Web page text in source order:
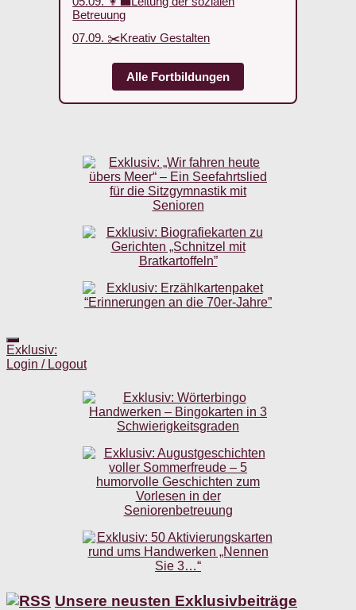
Betreuung
07.09. ✂️Kreativ Gestalten
Alle Fortbildungen
Exklusiv:
Login / Logout
Unsere neusten Exklusivbeiträge